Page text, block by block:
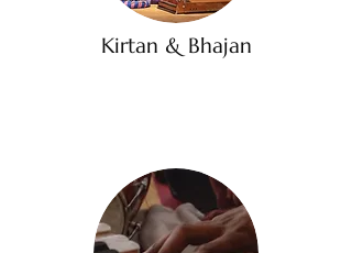
Kirtan & Bhajan